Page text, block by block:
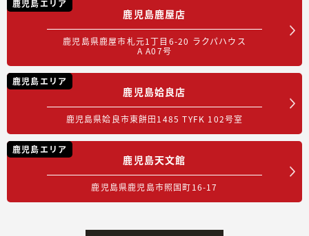
鹿児島エリア
鹿児島鹿屋店
鹿児島県鹿屋市札元1丁目6-20 ラクパハウス
A A07号
鹿児島エリア
鹿児島姶良店
鹿児島県姶良市東餅田1485 TYFK 102号室
鹿児島エリア
鹿児島天文館
鹿児島県鹿児島市照国町16-17